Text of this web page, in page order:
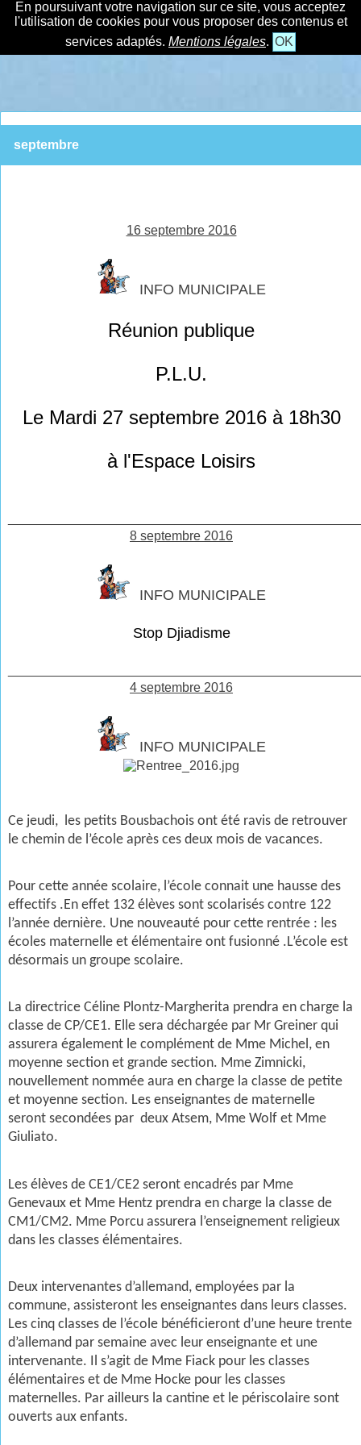
En poursuivant votre navigation sur ce site, vous acceptez
l'utilisation de cookies pour vous proposer des contenus et
services adaptés. Mentions légales. OK
septembre
16 septembre 2016
INFO MUNICIPALE
Réunion publique
P.L.U.
Le Mardi 27 septembre 2016 à 18h30
àl'Espace Loisirs
8 septembre 2016
INFO MUNICIPALE
Stop Djiadisme
4 septembre 2016
INFO MUNICIPALE
Ce jeudi, les petits Bousbachois ont été ravis de retrouver
le chemin de l’école après ces deux mois de vacances.
Pour cette année scolaire, l’école connait une hausse des
effectifs .En effet 132 élèves sont scolarisés contre 122
l’année dernière. Une nouveauté pour cette rentrée : les
écoles maternelle et élémentaire ont fusionné .L’école est
désormais un groupe scolaire.
La directrice Céline Plontz-Margherita prendra en charge la
classe de CP/CE1. Elle sera déchargée par Mr Greiner qui
assurera également le complément de Mme Michel, en
moyenne section et grande section. Mme Zimnicki,
nouvellement nommée aura en charge la classe de petite
et moyenne section. Les enseignantes de maternelle
seront secondées par deux Atsem, Mme Wolf et Mme
Giuliato.
Les élèves de CE1/CE2 seront encadrés par Mme
Genevaux et Mme Hentz prendra en charge la classe de
CM1/CM2. Mme Porcu assurera l’enseignement religieux
dans les classes élémentaires.
Deux intervenantes d’allemand, employées par la
commune, assisteront les enseignantes dans leurs classes.
Les cinq classes de l’école bénéficieront d’une heure trente
d’allemand par semaine avec leur enseignante et une
intervenante. Il s’agit de Mme Fiack pour les classes
élémentaires et de Mme Hocke pour les classes
maternelles. Par ailleurs la cantine et le périscolaire sont
ouverts aux enfants.